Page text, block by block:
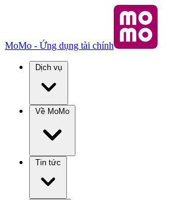
MoMo - Ứng dụng tài chính
Dịch vụ
Về MoMo
Tin tức